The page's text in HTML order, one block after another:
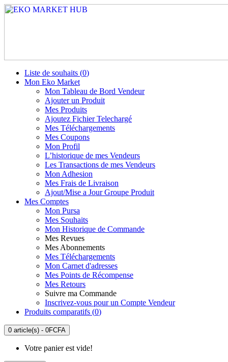
Liste de souhaits (0)
Mon Eko Market
Mon Tableau de Bord Vendeur
Ajouter un Produit
Mes Produits
Ajoutez Fichier Telechargé
Mes Téléchargements
Mes Coupons
Mon Profil
L’historique de mes Vendeurs
Les Transactions de mes Vendeurs
Mon Adhesion
Mes Frais de Livraison
Ajout/Mise a Jour Groupe Produit
Mes Comptes
Mon Pursa
Mes Souhaits
Mon Historique de Commande
Mes Revues
Mes Abonnements
Mes Téléchargements
Mon Carnet d'adresses
Mes Points de Récompense
Mes Retours
Suivre ma Commande
Inscrivez-vous pour un Compte Vendeur
Produits comparatifs (0)
0 article(s) - 0FCFA
Votre panier est vide!